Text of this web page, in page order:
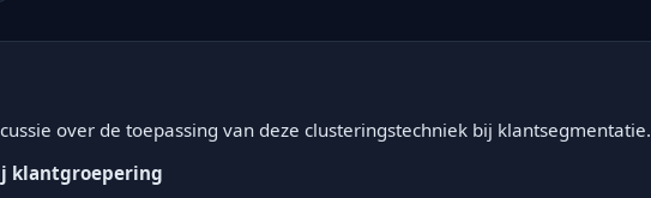
over de toepassing van deze clusteringstechniek bij klantsegmentatie.
klantgroepering